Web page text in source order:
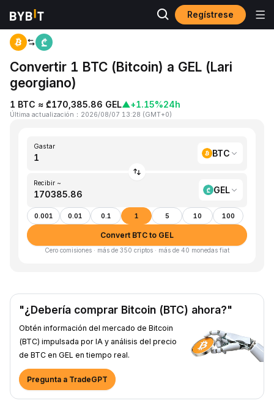
Regístrese
Inicio BTC to GEL
Convertir 1 BTC (Bitcoin) a GEL (Lari
georgiano)
1 BTC ≈ ₾170,385.86 GEL▲+1.15%24h
Última actualización ： 2026/08/07 13:28 (GMT+0)
Gastar
BTC
Recibir ~
GEL
0.001 0.01 0.1 1 5 10 100
Convert BTC to GEL
Cero comisiones · más de 350 criptos · más de 40 monedas fiat
"¿Debería comprar Bitcoin (BTC) ahora?"
Obtén información del mercado de Bitcoin
(BTC) impulsada por IA y análisis del precio
de BTC en GEL en tiempo real.
Pregunta a TradeGPT